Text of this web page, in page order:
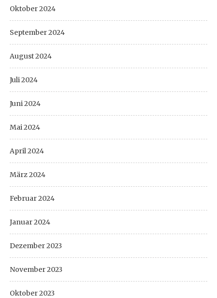
Oktober 2024
September 2024
August 2024
Juli 2024
Juni 2024
Mai 2024
April 2024
März 2024
Februar 2024
Januar 2024
Dezember 2023
November 2023
Oktober 2023